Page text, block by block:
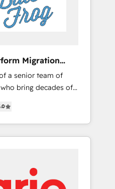
business forward.
dedicated to
team
a customized
the value
transformation,
rationale with a
in the power of
embark on a
when?
Migration
a senior team of
bring decades of
to our client
for a reason.
a decade of
They are
customers grow